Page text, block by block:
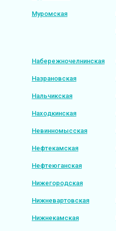
Муромская
Набережночелнинская
Назрановская
Нальчикская
Находкинская
Невинномысская
Нефтекамская
Нефтеюганская
Нижегородская
Нижневартовская
Нижнекамская